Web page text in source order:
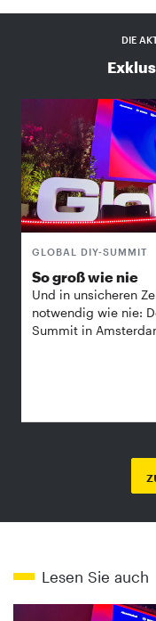
DIE
GLOBAL DIY-SUMMIT
So groß wie nie
Und in unsicheren
notwendig wie nie:
Summit in
Lesen Sie auch